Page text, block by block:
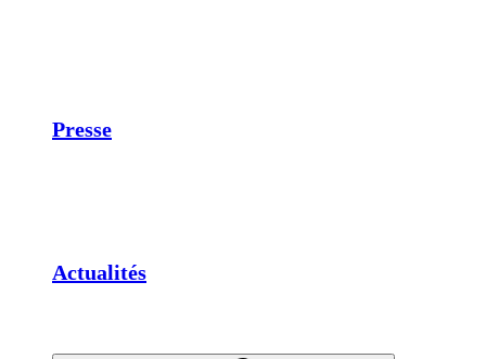
Presse
Actualités